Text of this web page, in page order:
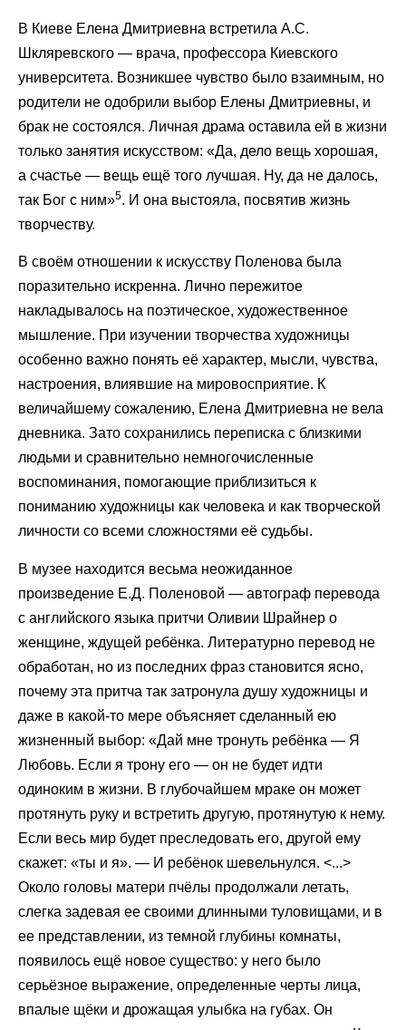
В Киеве Елена Дмитриевна встретила А.С.
Шкляревского — врача, профессора Киевского
университета. Возникшее чувство было взаимным, но
родители не одобрили выбор Елены Дмитриевны, и
брак не состоялся. Личная драма оставила ей в жизни
только занятия искусством: «Да, дело вещь хорошая,
а счастье — вещь ещё того лучшая. Ну, да не далось,
так Бог с ним»5. И она выстояла, посвятив жизнь
творчеству.
В своём отношении к искусству Поленова была
поразительно искренна. Лично пережитое
накладывалось на поэтическое, художественное
мышление. При изучении творчества художницы
особенно важно понять её характер, мысли, чувства,
настроения, влиявшие на мировосприятие. К
величайшему сожалению, Елена Дмитриевна не вела
дневника. Зато сохранились переписка с близкими
людьми и сравнительно немногочисленные
воспоминания, помогающие приблизиться к
пониманию художницы как человека и как творческой
личности со всеми сложностями её судьбы.
В музее находится весьма неожиданное
произведение Е.Д. Поленовой — автограф перевода
с английского языка притчи Оливии Шрайнер о
женщине, ждущей ребёнка. Литературно перевод не
обработан, но из последних фраз становится ясно,
почему эта притча так затронула душу художницы и
даже в какой-то мере объясняет сделанный ею
жизненный выбор: «Дай мне тронуть ребёнка — Я
Любовь. Если я трону его — он не будет идти
одиноким в жизни. В глубочайшем мраке он может
протянуть руку и встретить другую, протянутую к нему.
Если весь мир будет преследовать его, другой ему
скажет: «ты и я». — И ребёнок шевельнулся. <...>
Около головы матери пчёлы продолжали летать,
слегка задевая ее своими длинными туловищами, и в
ее представлении, из темной глубины комнаты,
появилось ещё новое существо: у него было
серьёзное выражение, определенные черты лица,
впалые щёки и дрожащая улыбка на губах. Он